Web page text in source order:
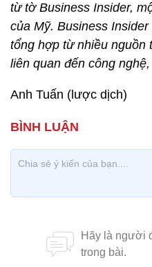
từ tờ Business Insider,
của Mỹ. Business
tổng hợp từ nhiều nguồn
liên quan đến công
Anh Tuấn (lược dịch)